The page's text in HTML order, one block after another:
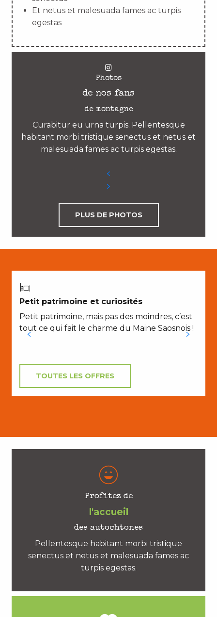
Et netus et malesuada fames ac turpis
egestas
Photos
de nos fans
de montagne
Curabitur eu urna turpis. Pellentesque
habitant morbi tristique senectus et netus et
malesuada fames ac turpis egestas.
PLUS DE PHOTOS
Petit patrimoine et curiosités
Petit patrimoine, mais pas des moindres, c’est
tout ce qui fait le charme du Maine Saosnois !
TOUTES LES OFFRES
Profitez de
l'accueil
des autochtones
Pellentesque habitant morbi tristique
senectus et netus et malesuada fames ac
turpis egestas.